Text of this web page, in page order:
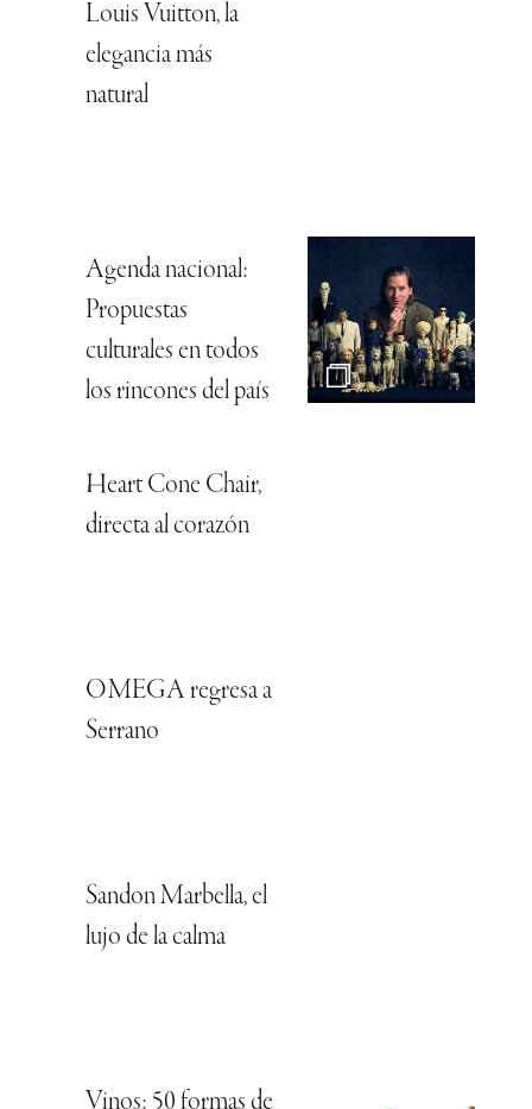
Louis Vuitton, la
elegancia más
natural
Agenda nacional:
Propuestas
culturales en todos
los rincones del país
Heart Cone Chair,
directa al corazón
OMEGA regresa a
Serrano
Sandon Marbella, el
lujo de la calma
Vinos: 50 formas de